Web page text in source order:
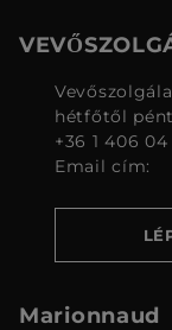
hétfőtől
+36 1 406 04
Email cím:
Marionnaud